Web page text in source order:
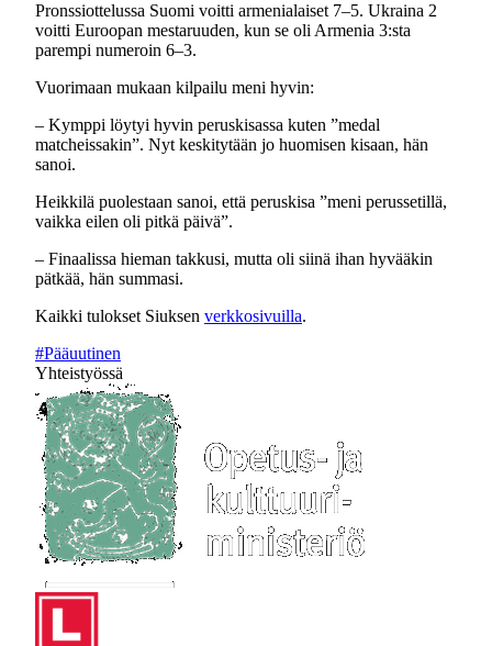
Pronssiottelussa Suomi voitti armenialaiset 7–5. Ukraina 2
voitti Euroopan mestaruuden, kun se oli Armenia 3:sta
parempi numeroin 6–3.
Vuorimaan mukaan kilpailu meni hyvin:
– Kymppi löytyi hyvin peruskisassa kuten ”medal
matcheissakin”. Nyt keskitytään jo huomisen kisaan, hän
sanoi.
Heikkilä puolestaan sanoi, että peruskisa ”meni perussetillä,
vaikka eilen oli pitkä päivä”.
– Finaalissa hieman takkusi, mutta oli siinä ihan hyvääkin
pätkää, hän summasi.
Kaikki tulokset Siuksen verkkosivuilla.
#Pääuutinen
Yhteistyössä